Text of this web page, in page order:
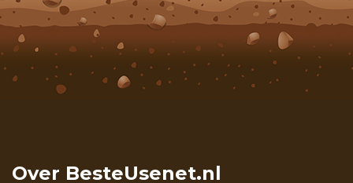
Over BesteUsenet.nl